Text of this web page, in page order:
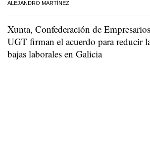
ALEJANDRO MARTÍNEZ
Xunta, Confederación de
UGT firman el acuerdo para reducir
bajas laborales en Galicia